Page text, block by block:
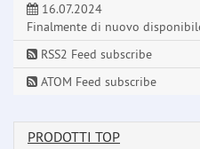
16.07.2024
Finalmente di nuovo
RSS2 Feed subscribe
ATOM Feed subscribe
PRODOTTI TOP